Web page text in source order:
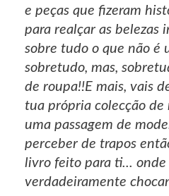
e peças que fizeram
para realçar as belezas
sobre tudo o que não é
sobretudo, mas,
de roupa!!E mais, vais
tua própria colecção de
uma passagem de
perceber de trapos
livro feito para ti...
verdadeiramente